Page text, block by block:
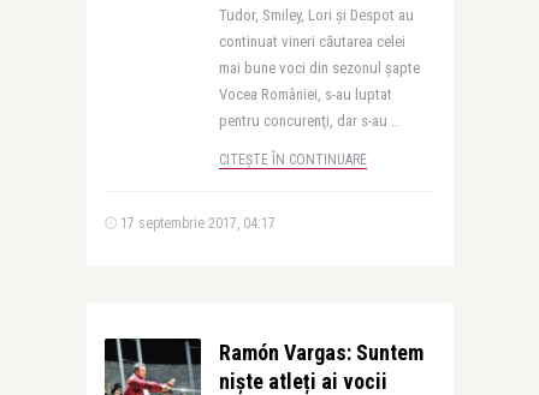
Tudor, Smiley, Lori și Despot au
continuat vineri căutarea celei
mai bune voci din sezonul șapte
Vocea României, s-au luptat
pentru concurenţi, dar s-au ..
CITEȘTE ÎN CONTINUARE
17 septembrie 2017, 04:17
Ramón Vargas: Suntem
niște atleți ai vocii